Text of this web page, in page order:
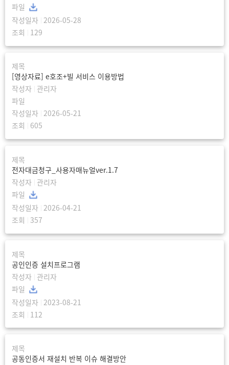
2026-05-28
129
[영상자료] e호조+빌 서비스 이용방법
관리자
2026-05-21
605
전자대금청구_사용자매뉴얼ver.1.7
관리자
2026-04-21
357
공인인증 설치프로그램
관리자
2023-08-21
112
공동인증서 재설치 반복 이슈 해결방안